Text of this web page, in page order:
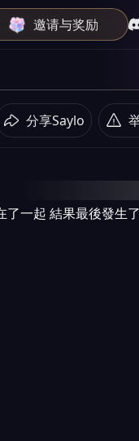
邀请与奖励
分享Saylo
一起 結果最後發生